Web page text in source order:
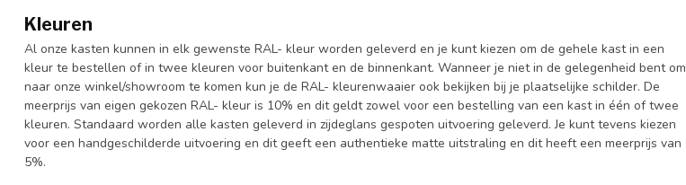
Kleuren
Al onze kasten kunnen in elk gewenste RAL- kleur worden geleverd en je kunt kiezen om de gehele kast in een
kleur te bestellen of in twee kleuren voor buitenkant en de binnenkant. Wanneer je niet in de gelegenheid bent om
naar onze winkel/showroom te komen kun je de RAL- kleurenwaaier ook bekijken bij je plaatselijke schilder. De
meerprijs van eigen gekozen RAL- kleur is 10% en dit geldt zowel voor een bestelling van een kast in één of twee
kleuren. Standaard worden alle kasten geleverd in zijdeglans gespoten uitvoering geleverd. Je kunt tevens kiezen
voor een handgeschilderde uitvoering en dit geeft een authentieke matte uitstraling en dit heeft een meerprijs van
5%.